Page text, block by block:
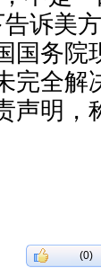
诉美
国务院
完全解
声明，
(0)